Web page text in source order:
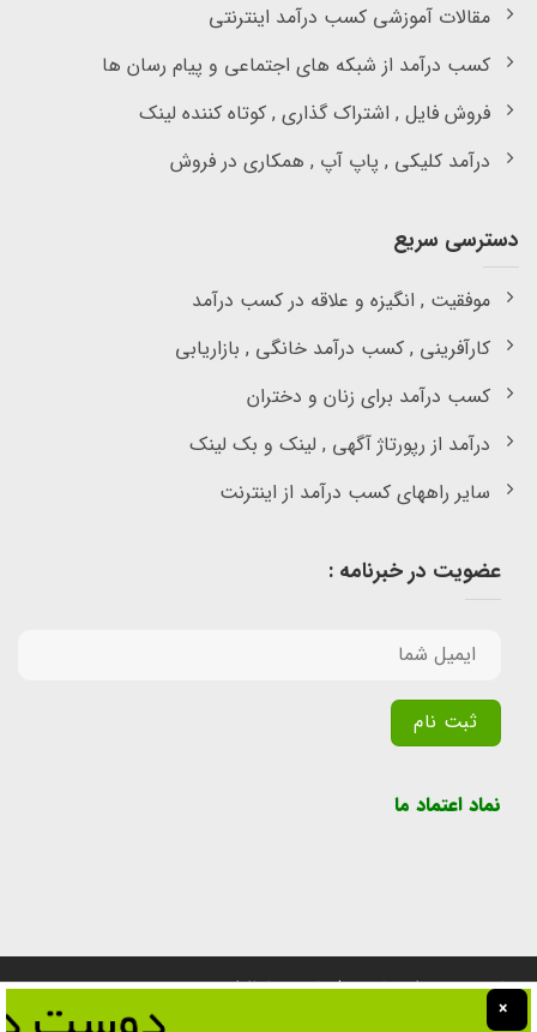
مقالات آموزشی کسب درآمد اینترنتی
کسب درآمد از شبکه های اجتماعی و پیام رسان ها
فروش فایل , اشتراک گذاری , کوتاه کننده لینک
درآمد کلیکی , پاپ آپ , همکاری در فروش
دسترسی سریع
موفقیت , انگیزه و علاقه در کسب درآمد
کارآفرینی , کسب درآمد خانگی , بازاریابی
کسب درآمد برای زنان و دختران
درآمد از رپورتاژ آگهی , لینک و بک لینک
سایر راههای کسب درآمد از اینترنت
عضویت در خبرنامه :
نماد اعتماد ما
تمامی حقوق برای سایت پول یابی محفوظ است.
×